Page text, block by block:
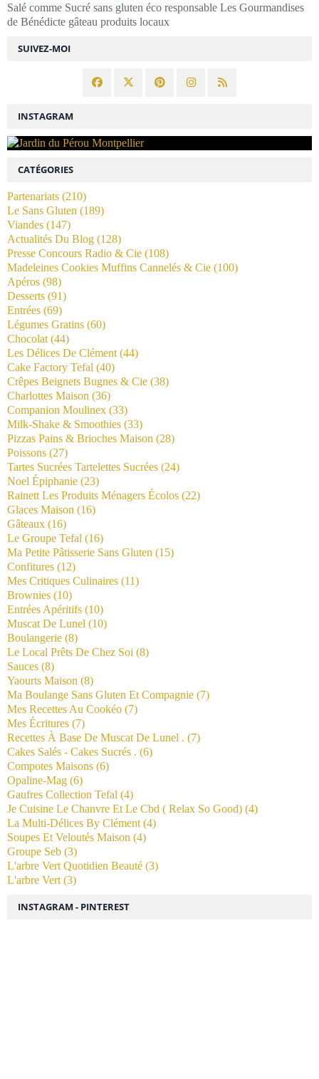
SUIVEZ-MOI
Salé comme Sucré sans gluten éco responsable Les Gourmandises
de Bénédicte gâteau produits locaux
INSTAGRAM
CATÉGORIES
Partenariats (210)
Le Sans Gluten (189)
Viandes (147)
Actualités Du Blog (128)
Presse Concours Radio & Cie (108)
Madeleines Cookies Muffins Cannelés & Cie (100)
Apéros (98)
Desserts (91)
Entrées (69)
Légumes Gratins (60)
Chocolat (44)
Les Délices De Clément (44)
Cake Factory Tefal (40)
Crêpes Beignets Bugnes & Cie (38)
Charlottes Maison (36)
Companion Moulinex (33)
Milk-Shake & Smoothies (33)
Pizzas Pains & Brioches Maison (28)
Poissons (27)
Tartes Sucrées Tartelettes Sucrées (24)
Noel Épiphanie (23)
Rainett Les Produits Ménagers Écolos (22)
Glaces Maison (16)
Gâteaux (16)
Le Groupe Tefal (16)
Ma Petite Pâtisserie Sans Gluten (15)
Confitures (12)
Mes Critiques Culinaires (11)
Brownies (10)
Entrées Apéritifs (10)
Muscat De Lunel (10)
Boulangerie (8)
Le Local Prêts De Chez Soi (8)
Sauces (8)
Yaourts Maison (8)
Ma Boulange Sans Gluten Et Compagnie (7)
Mes Recettes Au Cookéo (7)
Mes Écritures (7)
Recettes À Base De Muscat De Lunel . (7)
Cakes Salés - Cakes Sucrés . (6)
Compotes Maisons (6)
Opaline-Mag (6)
Gaufres Collection Tefal (4)
Je Cuisine Le Chanvre Et Le Cbd ( Relax So Good) (4)
La Multi-Délices By Clément (4)
Soupes Et Veloutés Maison (4)
Groupe Seb (3)
L'arbre Vert Quotidien Beauté (3)
L'arbre Vert (3)
INSTAGRAM - PINTEREST